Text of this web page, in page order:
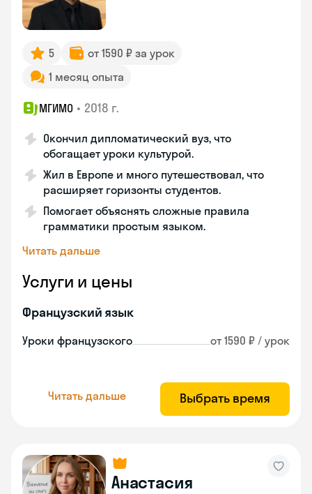
5
от 1590 ₽ за урок
1 месяц опыта
МГИМО • 2018 г.
Окончил дипломатический вуз, что
обогащает уроки культурой.
Жил в Европе и много путешествовал, что
расширяет горизонты студентов.
Помогает объяснять сложные правила
грамматики простым языком.
Читать дальше
Услуги и цены
Французский язык
Уроки французского от 1590 ₽ / урок
Читать дальше Выбрать время
Анастасия